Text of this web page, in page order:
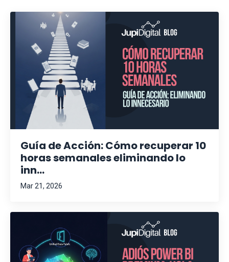
Guía de Acción: Cómo recuperar 10
horas semanales eliminando lo
inn...
Mar 21, 2026